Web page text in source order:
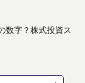
数字？株式投資ス